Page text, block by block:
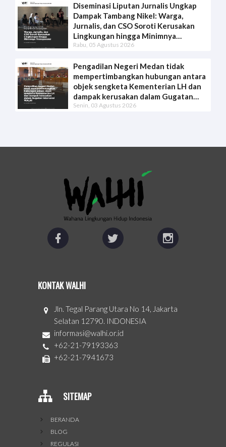
Diseminasi Liputan Jurnalis Ungkap
Dampak Tambang Nikel: Warga,
Jurnalis, dan CSO Soroti Kerusakan
Lingkungan hingga Minimnya
Transparansi
Rabu, 05 Agustus 2026
Pengadilan Negeri Medan tidak
mempertimbangkan hubungan antara
objek sengketa Kementerian LH dan
dampak kerusakan dalam Gugatan
Intervensi WALHI
Senin, 03 Agustus 2026
KONTAK WALHI
Jln. Tegal Parang Utara No 14, Jakarta
Selatan 12790. INDONESIA
informasi@walhi.or.id
+62-21-79193363
+62-21-7941673
SITEMAP
BERANDA
BLOG
REGULASI